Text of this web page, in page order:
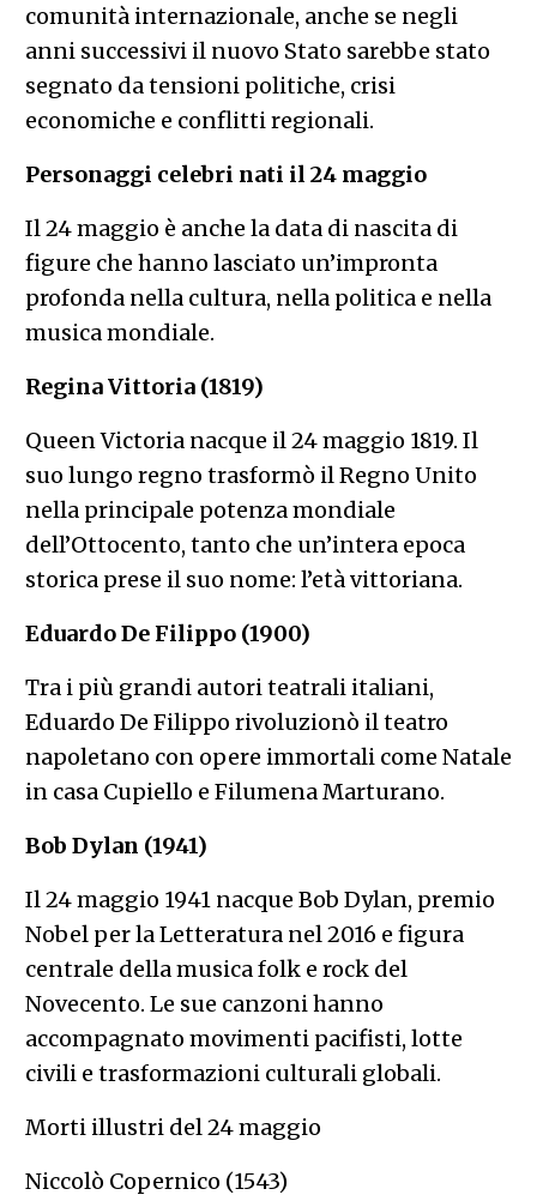
comunità internazionale, anche se negli
anni successivi il nuovo Stato sarebbe stato
segnato da tensioni politiche, crisi
economiche e conflitti regionali.
Personaggi celebri nati il 24 maggio
Il 24 maggio è anche la data di nascita di
figure che hanno lasciato un’impronta
profonda nella cultura, nella politica e nella
musica mondiale.
Regina Vittoria (1819)
Queen Victoria nacque il 24 maggio 1819. Il
suo lungo regno trasformò il Regno Unito
nella principale potenza mondiale
dell’Ottocento, tanto che un’intera epoca
storica prese il suo nome: l’età vittoriana.
Eduardo De Filippo (1900)
Tra i più grandi autori teatrali italiani,
Eduardo De Filippo rivoluzionò il teatro
napoletano con opere immortali come Natale
in casa Cupiello e Filumena Marturano.
Bob Dylan (1941)
Il 24 maggio 1941 nacque Bob Dylan, premio
Nobel per la Letteratura nel 2016 e figura
centrale della musica folk e rock del
Novecento. Le sue canzoni hanno
accompagnato movimenti pacifisti, lotte
civili e trasformazioni culturali globali.
Morti illustri del 24 maggio
Niccolò Copernico (1543)